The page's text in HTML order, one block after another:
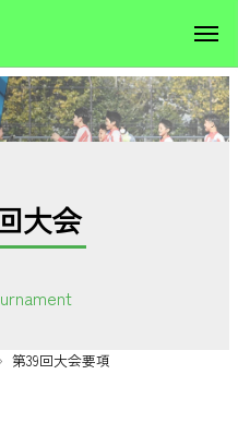
大会
第39回大会要項